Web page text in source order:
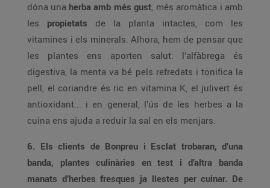
dóna una herba amb més gust, més aromàtica i amb
les propietats de la planta intactes, com les
vitamines i els minerals. Alhora, hem de pensar que
les plantes ens aporten salut: l’alfàbrega és
digestiva, la menta va bé pels refredats i tonifica la
pell, el coriandre és ric en vitamina K, el julivert és
antioxidant... i en general, l’ús de les herbes a la
cuina ens ajuda a reduir la sal en els menjars.
6. Els clients de Bonpreu i Esclat trobaran, d’una
banda, plantes culinàries en test i d’altra banda
manats d’herbes fresques ja llestes per cuinar. De